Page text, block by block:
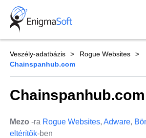
Skip
content
Veszély-adatbázis
Rogue Websites
Chainspanhub.com
Chainspanhub.com
Mezo -ra Rogue Websites, Adware,
eltérítők-ben